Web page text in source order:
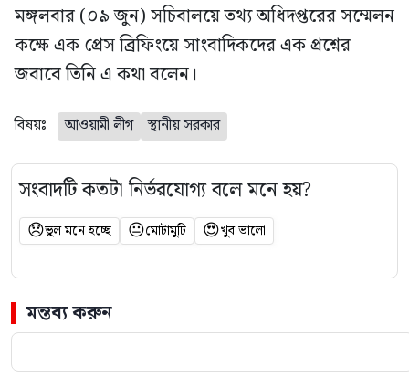
মঙ্গলবার (০৯ জুন) সচিবালয়ে তথ্য অধিদপ্তরের সম্মেলন
কক্ষে এক প্রেস ব্রিফিংয়ে সাংবাদিকদের এক প্রশ্নের
জবাবে তিনি এ কথা বলেন।
বিষয়ঃ আওয়ামী লীগ স্থানীয় সরকার
সংবাদটি কতটা নির্ভরযোগ্য বলে মনে হয়?
😞ভুল মনে হচ্ছে 😐মোটামুটি 😍খুব ভালো
মন্তব্য করুন